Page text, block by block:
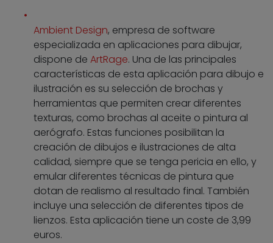
Ambient Design, empresa de software
especializada en aplicaciones para dibujar,
dispone de ArtRage. Una de las principales
características de esta aplicación para dibujo e
ilustración es su selección de brochas y
herramientas que permiten crear diferentes
texturas, como brochas al aceite o pintura al
aerógrafo. Estas funciones posibilitan la
creación de dibujos e ilustraciones de alta
calidad, siempre que se tenga pericia en ello, y
emular diferentes técnicas de pintura que
dotan de realismo al resultado final. También
incluye una selección de diferentes tipos de
lienzos. Esta aplicación tiene un coste de 3,99
euros.